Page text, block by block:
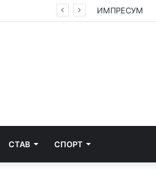
ИМПРЕСУМ
СТАВ СПОРТ